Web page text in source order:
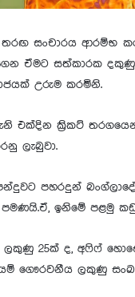
තරඟ සංචාරය
ඒමට සත්කාරක
උරුම කරමිනි.
එක්දින ක්‍රිකට්
ලැබුවා.
පහරදුන්
පමණයි.ඒ, ඉනිමේ පළමු
25ක් ද, අෆිෆ්
ගෞරවනීය ලකුණු